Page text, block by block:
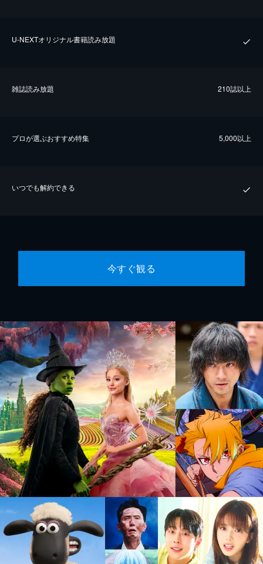
U-NEXTオリジナル書籍読み放題
雑誌読み放題 210誌以上
プロが選ぶおすすめ特集 5,000以上
いつでも解約できる
今すぐ観る